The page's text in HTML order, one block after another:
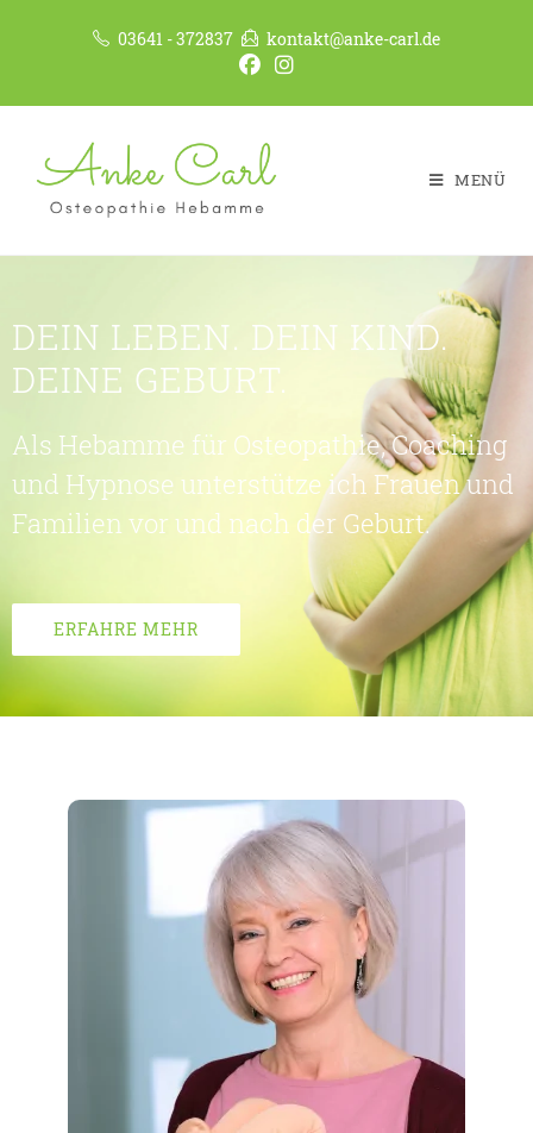
03641 - 372837 kontakt@anke-carl.de
MENÜ
DEIN LEBEN. DEIN KIND.
DEINE GEBURT.
Als Hebamme für Osteopathie, Coaching
und Hypnose unterstütze ich Frauen und
Familien vor und nach der Geburt.
ERFAHRE MEHR